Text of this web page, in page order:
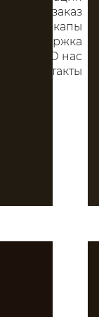
под заказ
Мокапы
поддержка
О нас
Контакты